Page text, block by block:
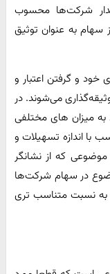
شرکت‌ها محسوب
سهام به عنوان توثیق
خود و گرفتن اعتبار و
می‌شوند. در
میزان های مختلفی
با اندازه تسهیلات و
موضوعی که از نشانگر
در سهام شرکت‌ها
به نسبت متناسب تری